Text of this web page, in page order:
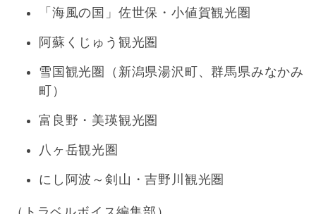
「海風の国」佐世保・小値賀観光圏
阿蘇くじゅう観光圏
雪国観光圏（新潟県湯沢町、群馬県みなかみ
町）
富良野・美瑛観光圏
八ヶ岳観光圏
にし阿波～剣山・吉野川観光圏